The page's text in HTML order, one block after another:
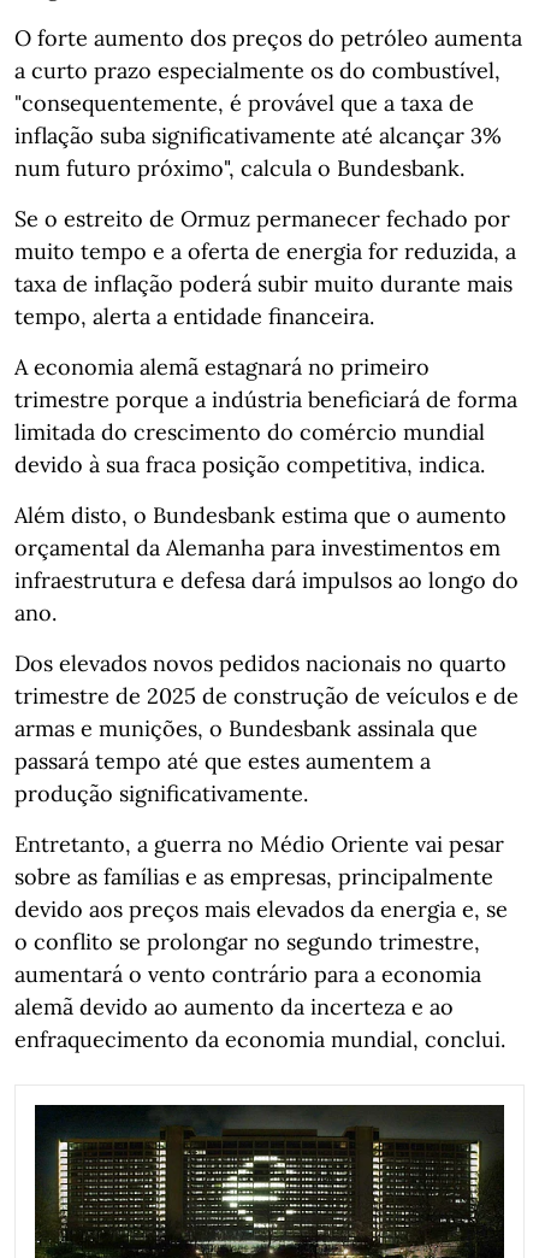
O forte aumento dos preços do petróleo aumenta
a curto prazo especialmente os do combustível,
"consequentemente, é provável que a taxa de
inflação suba significativamente até alcançar 3%
num futuro próximo", calcula o Bundesbank.
Se o estreito de Ormuz permanecer fechado por
muito tempo e a oferta de energia for reduzida, a
taxa de inflação poderá subir muito durante mais
tempo, alerta a entidade financeira.
A economia alemã estagnará no primeiro
trimestre porque a indústria beneficiará de forma
limitada do crescimento do comércio mundial
devido à sua fraca posição competitiva, indica.
Além disto, o Bundesbank estima que o aumento
orçamental da Alemanha para investimentos em
infraestrutura e defesa dará impulsos ao longo do
ano.
Dos elevados novos pedidos nacionais no quarto
trimestre de 2025 de construção de veículos e de
armas e munições, o Bundesbank assinala que
passará tempo até que estes aumentem a
produção significativamente.
Entretanto, a guerra no Médio Oriente vai pesar
sobre as famílias e as empresas, principalmente
devido aos preços mais elevados da energia e, se
o conflito se prolongar no segundo trimestre,
aumentará o vento contrário para a economia
alemã devido ao aumento da incerteza e ao
enfraquecimento da economia mundial, conclui.